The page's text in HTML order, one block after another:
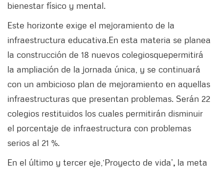
bienestar físico y mental.
Este horizonte exige el mejoramiento de la
infraestructura educativa.En esta materia se planea
la construcción de 18 nuevos colegiosquepermitirá
la ampliación de la jornada única, y se continuará
con un ambicioso plan de mejoramiento en aquellas
infraestructuras que presentan problemas. Serán 22
colegios restituidos los cuales permitirán disminuir
el porcentaje de infraestructura con problemas
serios al 21 %.
En el último y tercer eje, ‘Proyecto de vida’, la meta